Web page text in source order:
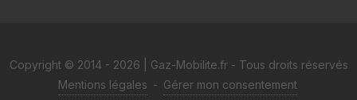
Copyright © 2014 - 2026 | Gaz-Mobilite.fr - Tous droits réservés
Mentions légales - Gérer mon consentement